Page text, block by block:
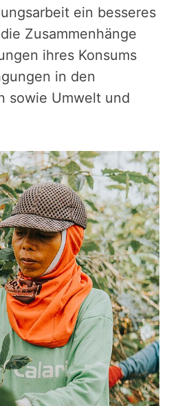
ein besseres
Zusammenhänge
ihres Konsums
in den
sowie Umwelt und